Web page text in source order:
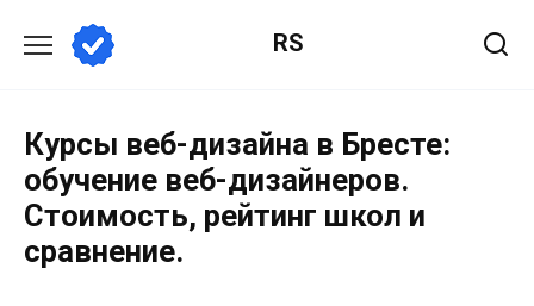
RS
Курсы веб-дизайна в Бресте:
обучение веб-дизайнеров.
Стоимость, рейтинг школ и
сравнение.